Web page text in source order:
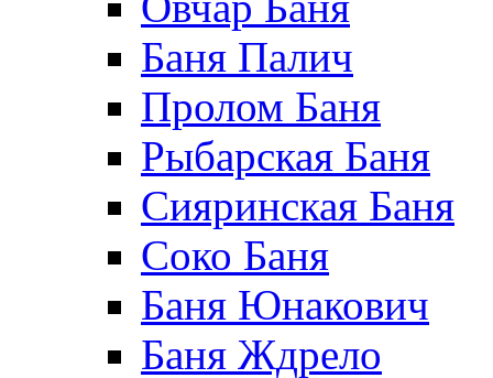
Баня Палич
Пролом Баня
Рыбарская Баня
Сияринская Баня
Соко Баня
Баня Юнакович
Баня Ждрело